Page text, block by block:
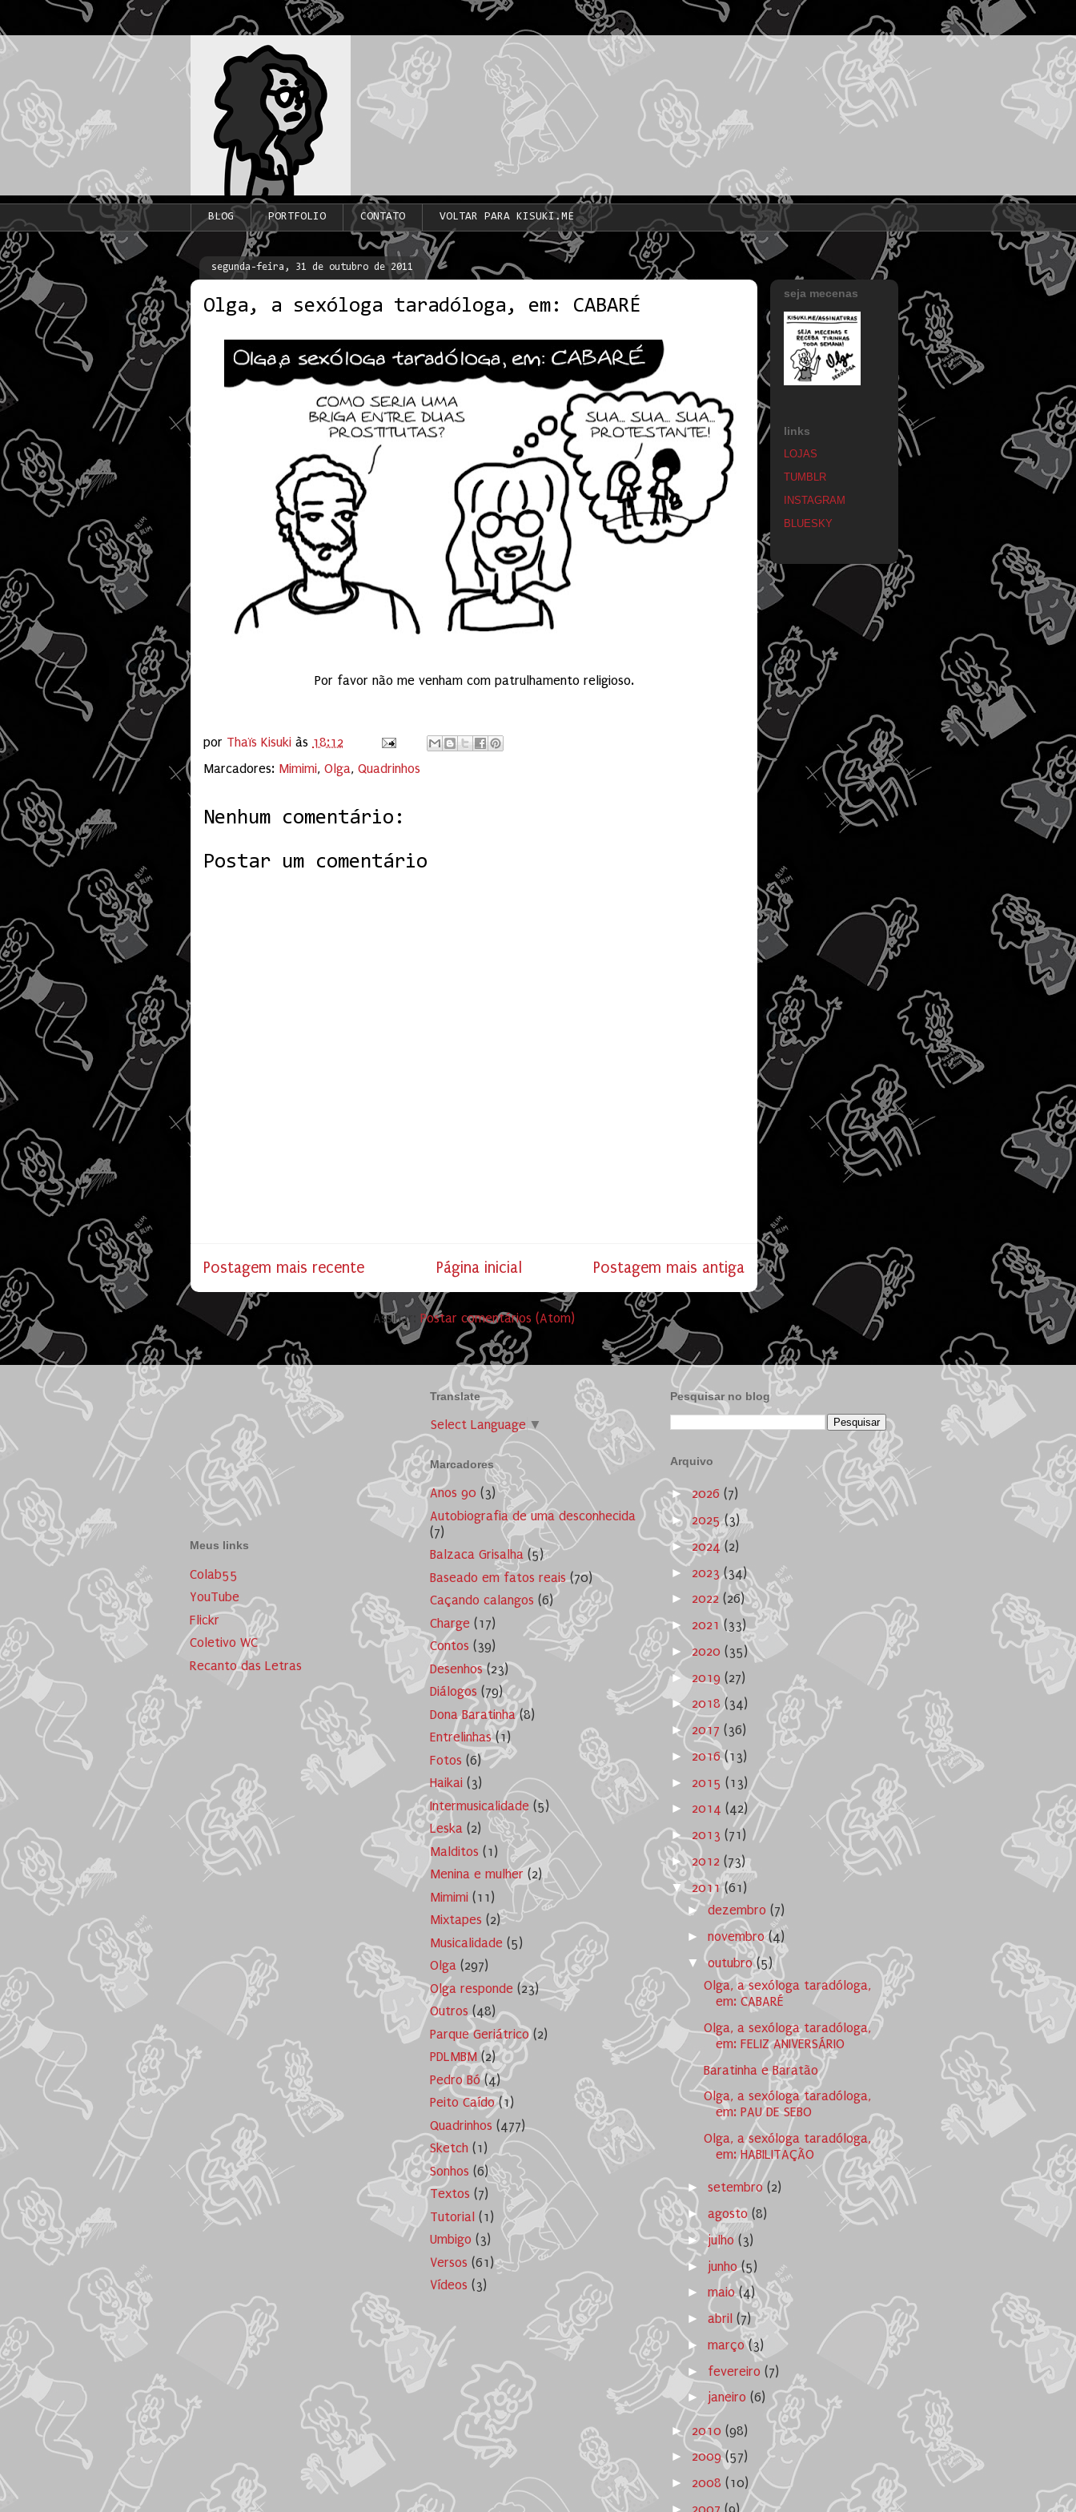
BLOG PORTFOLIO CONTATO VOLTAR PARA KISUKI.ME
segunda-feira, 31 de outubro de 2011
Olga, a sexóloga taradóloga, em: CABARÉ
Por favor não me venham com patrulhamento religioso.
por Thaïs Kisuki às 18:12
Marcadores: Mimimi, Olga, Quadrinhos
Nenhum comentário:
Postar um comentário
Postagem mais recente Postagem mais antiga
Página inicial
Assinar: Postar comentários (Atom)
seja mecenas
links
LOJAS
TUMBLR
INSTAGRAM
BLUESKY
Meus links
Colab55
YouTube
Flickr
Coletivo WC
Recanto das Letras
Translate
Select Language ▼
Marcadores
Anos 90 (3)
Autobiografia de uma desconhecida
(7)
Balzaca Grisalha (5)
Baseado em fatos reais (70)
Caçando calangos (6)
Charge (17)
Contos (39)
Desenhos (23)
Diálogos (79)
Dona Baratinha (8)
Entrelinhas (1)
Fotos (6)
Haikai (3)
Intermusicalidade (5)
Leska (2)
Malditos (1)
Menina e mulher (2)
Mimimi (11)
Mixtapes (2)
Musicalidade (5)
Olga (297)
Olga responde (23)
Outros (48)
Parque Geriátrico (2)
PDLMBM (2)
Pedro Bó (4)
Peito Caído (1)
Quadrinhos (477)
Sketch (1)
Sonhos (6)
Textos (7)
Tutorial (1)
Umbigo (3)
Versos (61)
Vídeos (3)
Pesquisar no blog
Arquivo
►2026 (7)
►2025(3)
►2024 (2)
► 2023(34)
► 2022 (26)
► 2021(33)
►2020 (35)
►2019 (27)
► 2018(34)
►2017 (36)
►2016(13)
► 2015 (13)
► 2014 (42)
►2013 (71)
►2012 (73)
▼2011(61)
►dezembro(7)
►novembro(4)
▼outubro(5)
Olga, a sexóloga taradóloga,
em: CABARÉ
Olga, a sexóloga taradóloga,
em: FELIZ ANIVERSÁRIO
Baratinha e Baratão
Olga, a sexóloga taradóloga,
em: PAU DE SEBO
Olga, a sexóloga taradóloga,
em: HABILITAÇÃO
►setembro(2)
►agosto(8)
►julho(3)
► junho(5)
►maio(4)
►abril(7)
►março(3)
► fevereiro(7)
► janeiro(6)
►2010 (98)
► 2009(57)
► 2008 (10)